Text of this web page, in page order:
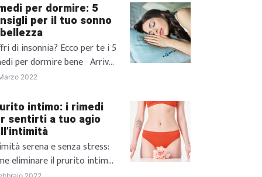
per dormire: 5
per il tuo sonno
di insonnia? Ecco per te i 5
per dormire bene Arriva
tutti quel fatidico momento
di andare a dormire,
con ansia il momento
potrai finalmente posare la
sul cuscino e,
passi la notte a
2022
intimo: i rimedi
sentirti a tuo agio
serena e senza stress:
eliminare il prurito intimo